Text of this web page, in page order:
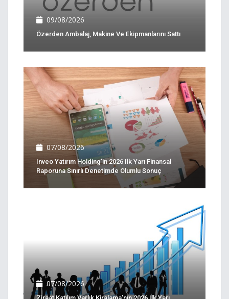
09/08/2026
Özerden Ambalaj, Makine Ve Ekipmanlarını Sattı
07/08/2026
Inveo Yatırım Holding'in 2026 Ilk Yarı Finansal
Raporuna Sınırlı Denetimde Olumlu Sonuç
07/08/2026